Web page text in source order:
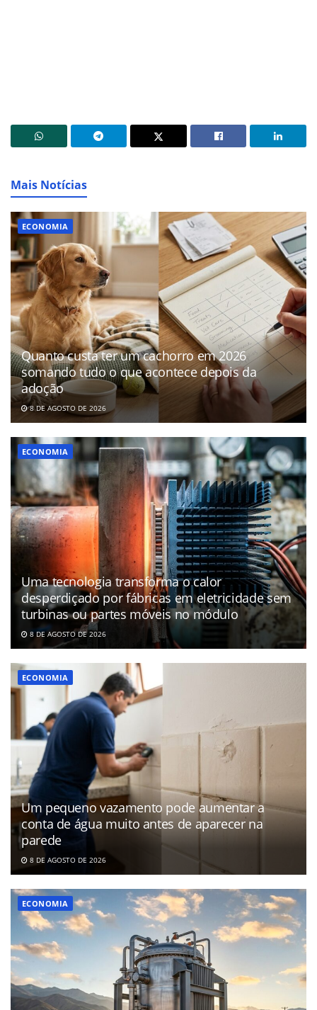
Mais Notícias
ECONOMIA
Quanto custa ter um cachorro em 2026
somando tudo o que acontece depois da
adoção
8 DE AGOSTO DE 2026
ECONOMIA
Uma tecnologia transforma o calor
desperdiçado por fábricas em eletricidade sem
turbinas ou partes móveis no módulo
8 DE AGOSTO DE 2026
ECONOMIA
Um pequeno vazamento pode aumentar a
conta de água muito antes de aparecer na
parede
8 DE AGOSTO DE 2026
ECONOMIA